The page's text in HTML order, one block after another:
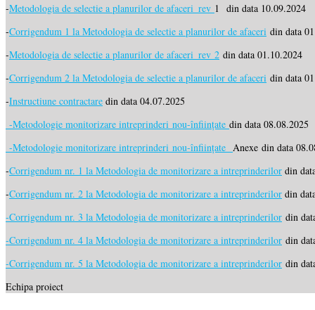
-Metodologia de selectie a planurilor de afaceri_rev 1 din data 10.09.2024
-Corrigendum 1 la Metodologia de selectie a planurilor de afaceri din data
-Metodologia de selectie a planurilor de afaceri_rev 2 din data 01.10.2024
-Corrigendum 2 la Metodologia de selectie a planurilor de afaceri din data
-Instructiune contractare din data 04.07.2025
-Metodologie monitorizare intreprinderi nou-înființate din data 08.08.2025
-Metodologie monitorizare intreprinderi nou-înființate Anexe din data
-Corrigendum nr. 1 la Metodologia de monitorizare a intreprinderilor din
-Corrigendum nr. 2 la Metodologia de monitorizare a intreprinderilor din
-Corrigendum nr. 3 la Metodologia de monitorizare a intreprinderilor din
-Corrigendum nr. 4 la Metodologia de monitorizare a intreprinderilor din
-Corrigendum nr. 5 la Metodologia de monitorizare a intreprinderilor din
Echipa proiect